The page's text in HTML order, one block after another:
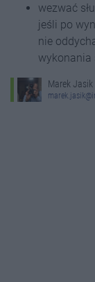
wezwać
jeśli po
nie
wykonania
Marek Jasik